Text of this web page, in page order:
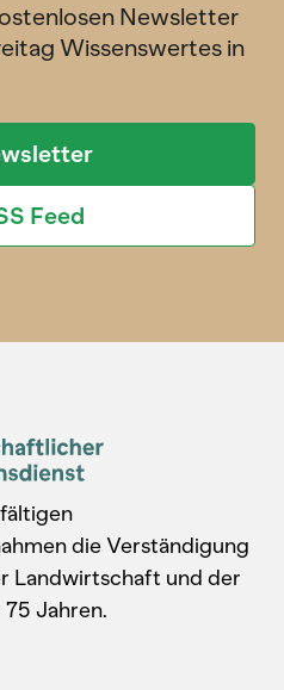
Newsletter
Wissenswertes in
Feed
die Verständigung
Landwirtschaft und der
Jahren.